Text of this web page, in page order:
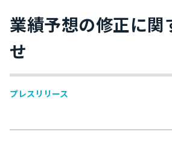
業績予想の修正に関
せ
プレスリリース